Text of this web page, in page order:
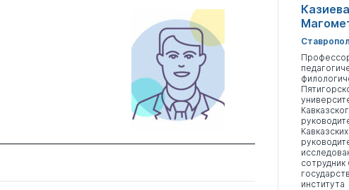
института